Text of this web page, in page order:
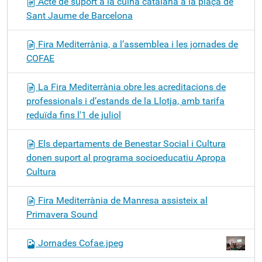
Sant Jaume de Barcelona
Fira Mediterrània, a l’assemblea i les jornades de
COFAE
La Fira Mediterrània obre les acreditacions de
professionals i d’estands de la Llotja, amb tarifa
reduïda fins l'1 de juliol
Els departaments de Benestar Social i Cultura
donen suport al programa socioeducatiu Apropa
Cultura
Fira Mediterrània de Manresa assisteix al
Primavera Sound
Jornades Cofae.jpeg